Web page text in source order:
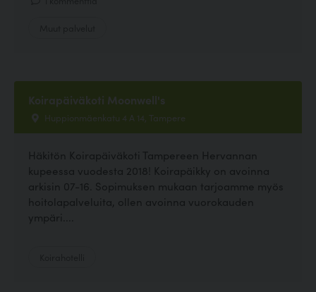
Koirapäiväkoti Moonwell's
Huppionmäenkatu 4 A 14, Tampere
Häkitön Koirapäiväkoti Tampereen Hervannan
kupeessa vuodesta 2018! Koirapäikky on avoinna
arkisin 07-16. Sopimuksen mukaan tarjoamme myös
hoitolapalveluita, ollen avoinna vuorokauden
ympäri....